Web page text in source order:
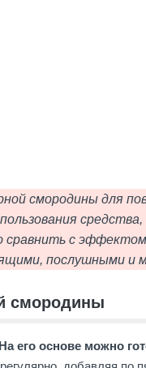
смородины для
с
послушными и
смородины
На его основе можно